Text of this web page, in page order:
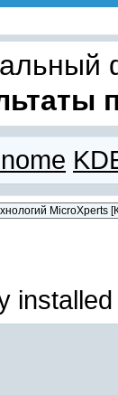
installed